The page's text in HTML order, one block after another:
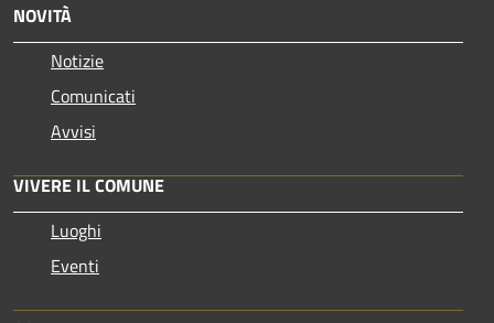
NOVITÀ
Notizie
Comunicati
Avvisi
VIVERE IL COMUNE
Luoghi
Eventi